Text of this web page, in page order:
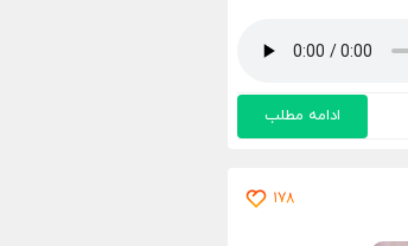
ادامه مطلب
178